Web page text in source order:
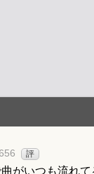
評
がいつも流れ